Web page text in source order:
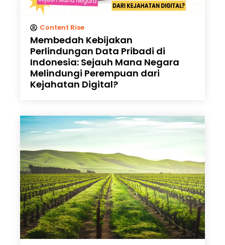
Content Rise
Membedah Kebijakan
Perlindungan Data Pribadi di
Indonesia: Sejauh Mana Negara
Melindungi Perempuan dari
Kejahatan Digital?